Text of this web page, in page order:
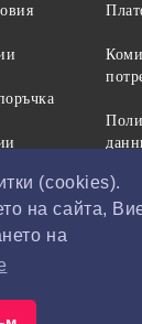
(cookies).
на сайта,
на
съобразен с